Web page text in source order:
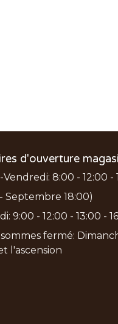
d'ouverture
8:00 - 12:00 -
Septembre 18:00)
9:00 - 12:00 - 13:00 -
fermé:
l'ascension